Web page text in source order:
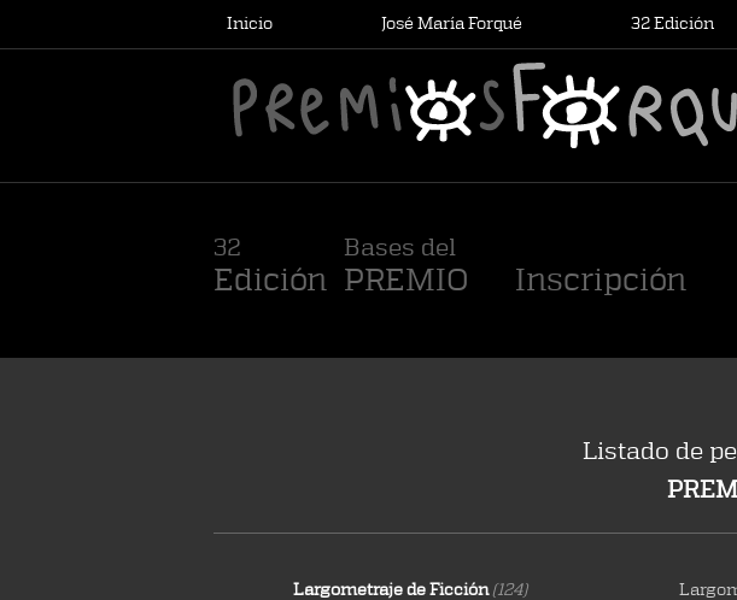
Inicio José María Forqué 32 Edición
32
Edición
Bases del
PREMIO Inscripción
Listado de
Largometraje de Ficción (124)